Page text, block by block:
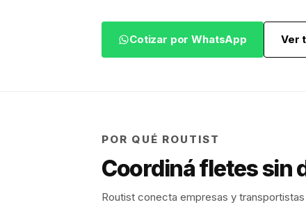
Cotizar por WhatsApp Ver
POR QUÉ ROUTIST
Coordiná fletes sin
Routist conecta empresas y